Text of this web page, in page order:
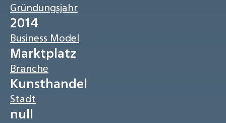
Gründungsjahr
2014
Business Model
Marktplatz
Branche
Kunsthandel
Stadt
null